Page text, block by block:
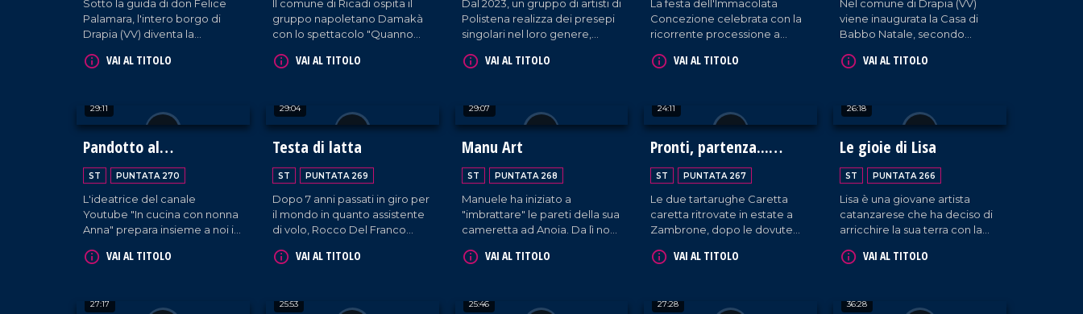
Sotto la guida di don Felice
Palamara, l'intero borgo di
Drapia (VV) diventa la
presepe vivente.
VAI AL TITOLO
Il comune di Ricadi ospita il
gruppo napoletano Damakà
con lo spettacolo "Quanno
e racconti per il Natale. A
VAI AL TITOLO
Dal 2023, un gruppo di artisti di
Polistena realizza dei presepi
singolari nel loro genere,
del passato e luoghi simbolo
VAI AL TITOLO
La festa dell'Immacolata
Concezione celebrata con la
ricorrente processione a
VAI AL TITOLO
Nel comune di Drapia (VV)
viene inaugurata la Casa di
Babbo Natale, secondo
parrocchia della
Natale nasca sì dalle
leggende estere ma
soprattutto dalla nascita di
Gesù Bambino.
VAI AL TITOLO
29:11
Pandotto al
Bergamotto
ST PUNTATA 270
L'ideatrice del canale
Youtube "In cucina con nonna
Anna" prepara insieme a noi il
con il bergamotto,
Anna Maria Loiacono grazie a
VAI AL TITOLO
29:04
Testa di latta
ST PUNTATA 269
Dopo 7 anni passati in giro per
il mondo in quanto assistente
di volo, Rocco Del Franco
dove viene conosciuto come
principale impiegato per le
VAI AL TITOLO
29:07
Manu Art
ST PUNTATA 268
Manuele ha iniziato a
"imbrattare" le pareti della sua
cameretta ad Anoia. Da lì non
ha fatto anche un altro passo:
VAI AL TITOLO
24:11
Pronti, partenza...
Libere!
ST PUNTATA 267
Le due tartarughe Caretta
caretta ritrovate in estate a
Zambrone, dopo le dovute
Montepaone, sono state
VAI AL TITOLO
26:18
Le gioie di Lisa
ST PUNTATA 266
Lisa è una giovane artista
catanzarese che ha deciso di
arricchire la sua terra con la
VAI AL TITOLO
27:17 25:53 25:46 27:28 36:28